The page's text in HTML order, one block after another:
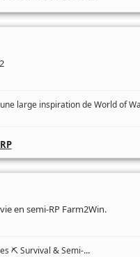
large inspiration de World of
en semi-RP Farm2Win.
⛏️ Survival & Semi-...